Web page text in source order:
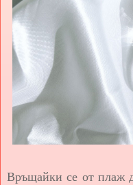
Връщайки се от плаж